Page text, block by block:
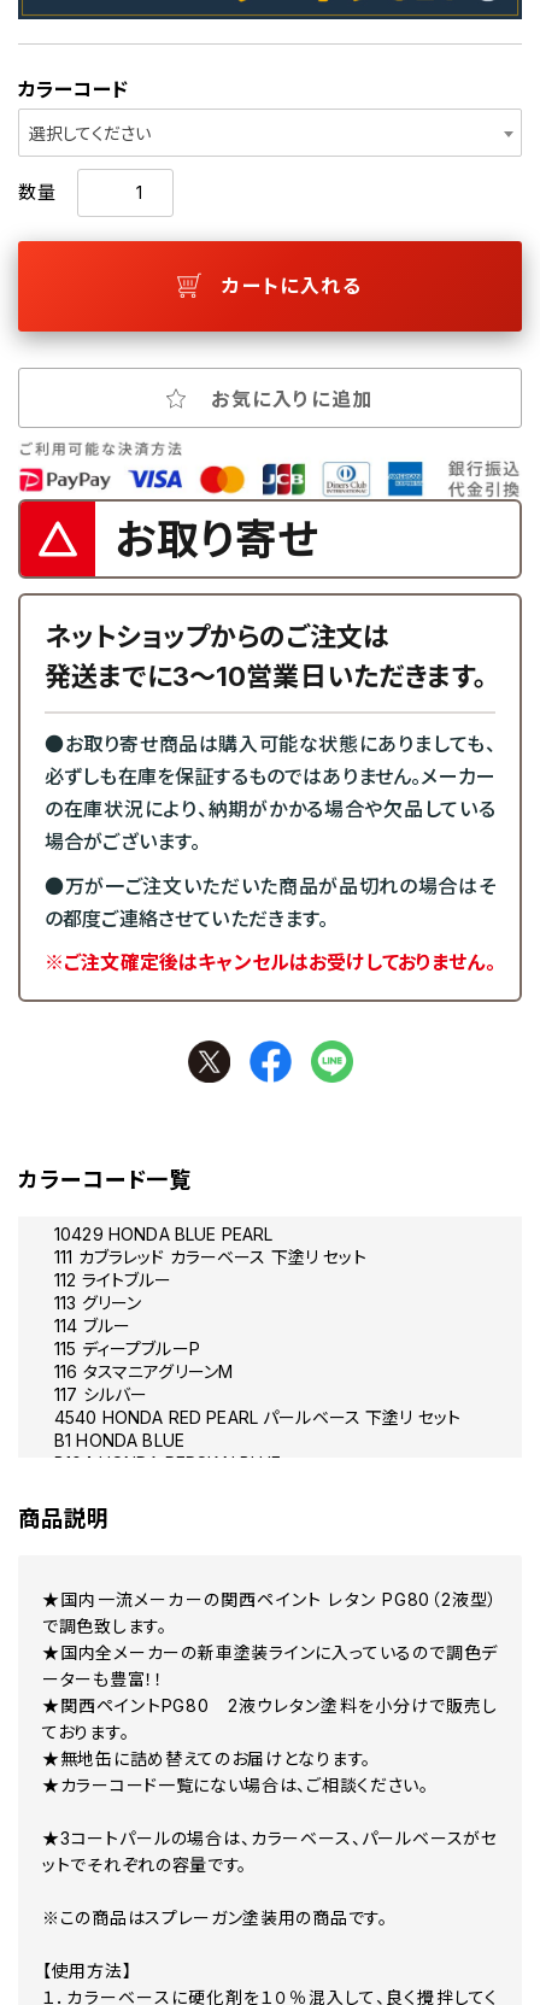
カラーコード
選択してください
数量
カートに入れる
お気に入りに追加
お取り寄せ
ネットショップからのご注文は
発送までに3～10営業日いただきます。
●お取り寄せ商品は購入可能な状態にありましても、
必ずしも在庫を保証するものではありません。メーカー
の在庫状況により、納期がかかる場合や欠品している
場合がございます。
●万が一ご注文いただいた商品が品切れの場合はそ
の都度ご連絡させていただきます。
※ご注文確定後はキャンセルはお受けしておりません。
カラーコード一覧
10429 HONDA BLUE PEARL
111 カブラレッド カラーベース 下塗リ セット
112 ライトブルー
113 グリーン
114 ブルー
115 ディープブルーP
116 タスマニアグリーンM
117 シルバー
4540 HONDA RED PEARL パールベース 下塗リ セット
B1 HONDA BLUE
B104 HONDA PERSIAN BLUE
B119H HONDA MOUETTE BLUE 1
B140P HONDA TURQUOISE PEARL
B183M HONDA GREY MICA MET
B197M グリントウェウブブルー カラーベース カラークリヤー セッ
B90P HONDA BLUE PEARL
G117M ジョルノグリーン
G120 HONDA TURQUOISE
G142M HONDA DARK GREEN MET
G161 HONDA GREEN MET
G167P HONDA GREEN MET
GY124 HONDA CAMOUFLAGE GREEN
NH104MU HONDA PLEIADES SILVER MET
NH110MU HONDA MAGNUM SILVER MET
NH111 HONDA CORTINA WHITE
NH119MU HONDA TEMPEST GREY MET
NH124M-U HONDA ACHILLES BLACK MET
NH131M HONDA GREY MET
商品説明
★国内一流メーカーの関西ペイント レタン PG80（2液型）
で調色致します。
★国内全メーカーの新車塗装ラインに入っているので調色デ
ーターも豊富！！
★関西ペイントPG80 2液ウレタン塗料を小分けで販売し
ております。
★無地缶に詰め替えてのお届けとなります。
★カラーコード一覧にない場合は、ご相談ください。
★3コートパールの場合は、カラーベース、パールベースがセ
ットでそれぞれの容量です。
※この商品はスプレーガン塗装用の商品です。
【使用方法】
１．カラーベースに硬化剤を１０％混入して、良く攪拌してく